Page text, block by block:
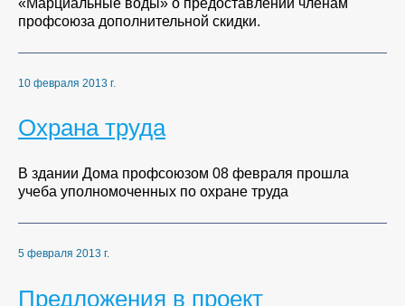
профсоюза дополнительной скидки.
10 февраля 2013 г.
Охрана труда
В здании Дома профсоюзом 08 февраля прошла
учеба уполномоченных по охране труда
5 февраля 2013 г.
Предложения в проект